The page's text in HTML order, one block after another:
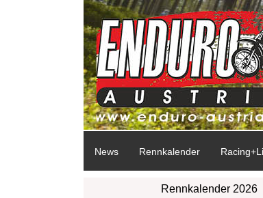
News Rennkalender
Rennkalender 2026